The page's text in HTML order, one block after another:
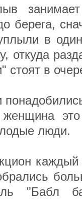
берега,
в
откуда
стоят в
женщина
люди.
"Бабл